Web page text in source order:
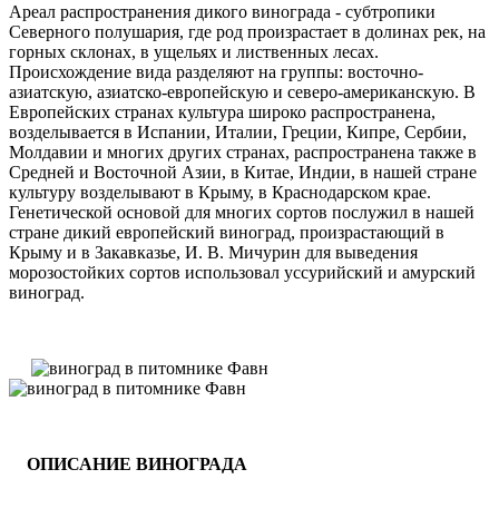
Ареал распространения дикого винограда - субтропики
Северного полушария, где род произрастает в долинах рек, на
горных склонах, в ущельях и лиственных лесах.
Происхождение вида разделяют на группы: восточно-
азиатскую, азиатско-европейскую и северо-американскую. В
Европейских странах культура широко распространена,
возделывается в Испании, Италии, Греции, Кипре, Сербии,
Молдавии и многих других странах, распространена также в
Средней и Восточной Азии, в Китае, Индии, в нашей стране
культуру возделывают в Крыму, в Краснодарском крае.
Генетической основой для многих сортов послужил в нашей
стране дикий европейский виноград, произрастающий в
Крыму и в Закавказье, И. В. Мичурин для выведения
морозостойких сортов использовал уссурийский и амурский
виноград.
ОПИСАНИЕ ВИНОГРАДА